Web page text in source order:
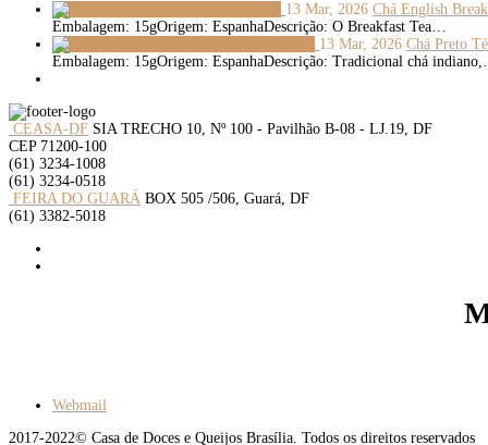
13 Mar, 2026 Chá English
Embalagem: 15gOrigem: EspanhaDescrição: O Breakfast Tea…
13 Mar, 2026 Chá Preto
Embalagem: 15gOrigem: EspanhaDescrição: Tradicional chá
CEASA-DF SIA TRECHO 10, Nº 100 - Pavilhão B-08 - LJ.19, DF
CEP 71200-100
(61) 3234-1008
(61) 3234-0518
FEIRA DO GUARÁ BOX 505 /506, Guará, DF
(61) 3382-5018
Webmail
2017-2022© Casa de Doces e Queijos Brasília. Todos os direitos reservados